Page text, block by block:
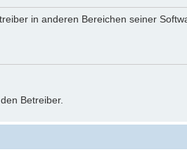
in anderen Bereichen seiner
Betreiber.